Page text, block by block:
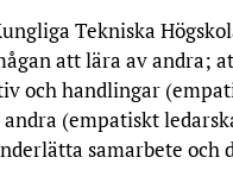
Tekniska
att lära av andra;
och handlingar
(empatiskt
samarbete och